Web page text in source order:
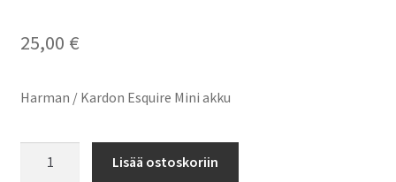
25,00 €
Harman / Kardon Esquire Mini akku
Lisää ostoskoriin